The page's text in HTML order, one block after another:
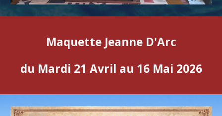
Maquette Jeanne D'Arc
du Mardi 21 Avril au 16 Mai 2026